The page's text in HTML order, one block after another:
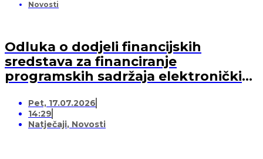
Novosti
Odluka o dodjeli financijskih
sredstava za financiranje
programskih sadržaja elektroničkih
medijskih usluga)
Pet, 17.07.2026
14:29
Natječaji, Novosti